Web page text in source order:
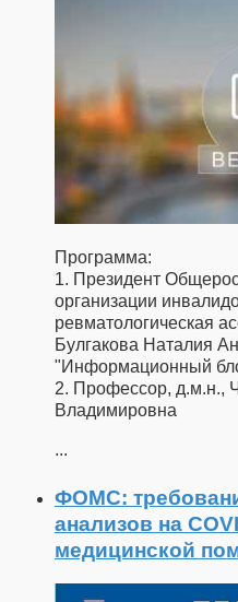
Программа:
1. Президент
организации
ревматологическая
Булгакова Наталия
"Информационный
2. Профессор, д.м.н.,
Владимировна
...
ФОМС:
анализов на
медицинской